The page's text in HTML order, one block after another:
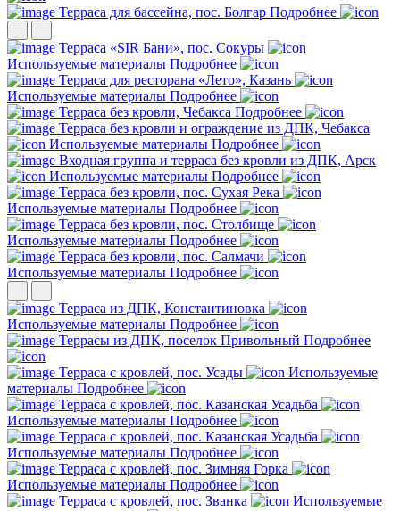
Терраса для бассейна, пос. Болгар Подробнее
Терраса «SIR Бани», пос. Сокуры
Используемые материалы Подробнее
Терраса для ресторана «Лето», Казань
Используемые материалы Подробнее
Терраса без кровли, Чебакса Подробнее
Терраса без кровли и ограждение из ДПК, Чебакса
Используемые материалы Подробнее
Входная группа и терраса без кровли из ДПК, Арск
Используемые материалы Подробнее
Терраса без кровли, пос. Сухая Река
Используемые материалы Подробнее
Терраса без кровли, пос. Столбище
Используемые материалы Подробнее
Терраса без кровли, пос. Салмачи
Используемые материалы Подробнее
Терраса из ДПК, Константиновка
Используемые материалы Подробнее
Террасы из ДПК, поселок Привольный Подробнее
Терраса с кровлей, пос. Усады
Используемые
материалы Подробнее
Терраса с кровлей, пос. Казанская Усадьба
Используемые материалы Подробнее
Терраса с кровлей, пос. Казанская Усадьба
Используемые материалы Подробнее
Терраса с кровлей, пос. Зимняя Горка
Используемые материалы Подробнее
Терраса с кровлей, пос. Званка
Используемые